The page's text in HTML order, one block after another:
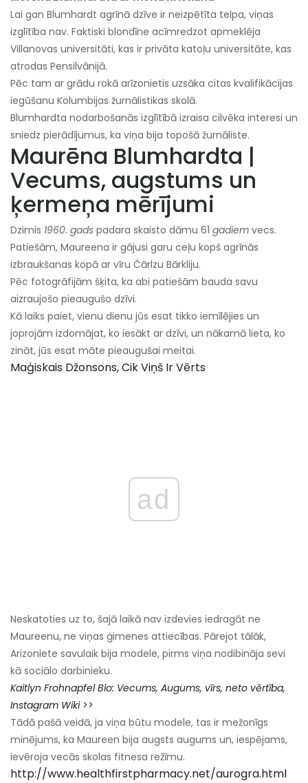
Lai gan Blumhardt agrīnā dzīve ir neizpētīta telpa, viņas
izglītība nav. Faktiski blondīne acīmredzot apmeklēja
Villanovas universitāti, kas ir privāta katoļu universitāte, kas
atrodas Pensilvānijā.
Pēc tam ar grādu rokā arīzonietis uzsāka citas kvalifikācijas
iegūšanu Kolumbijas žurnālistikas skolā.
Blumhardta nodarbošanās izglītībā izraisa cilvēka interesi un
sniedz pierādījumus, ka viņa bija topošā žurnāliste.
Maurēna Blumhardta |
Vecums, augstums un
ķermeņa mērījumi
Dzimis 1960. gads padara skaisto dāmu 61 gadiem vecs.
Patiešām, Maureena ir gājusi garu ceļu kopš agrīnās
izbraukšanas kopā ar vīru Čārlzu Bārkliju.
Pēc fotogrāfijām šķita, ka abi patiešām bauda savu
aizraujošo pieaugušo dzīvi.
Kā laiks paiet, vienu dienu jūs esat tikko iemīlējies un
joprojām izdomājat, ko iesākt ar dzīvi, un nākamā lieta, ko
zināt, jūs esat māte pieaugušai meitai.
Maģiskais Džonsons, Cik Viņš Ir Vērts
ad
Neskatoties uz to, šajā laikā nav izdevies iedragāt ne
Maureenu, ne viņas ģimenes attiecības. Pārejot tālāk,
Arizoniete savulaik bija modele, pirms viņa nodibināja sevi
kā sociālo darbinieku.
Kaitlyn Frohnapfel Bio: Vecums, Augums, vīrs, neto vērtība,
Instagram Wiki >>
Tādā pašā veidā, ja viņa būtu modele, tas ir mežonīgs
minējums, ka Maureen bija augsts augums un, iespējams,
ievēroja vecās skolas fitnesa režīmu.
http://www.healthfirstpharmacy.net/aurogra.html